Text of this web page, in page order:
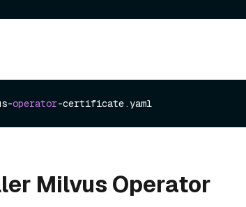
operator
Milvus Operator